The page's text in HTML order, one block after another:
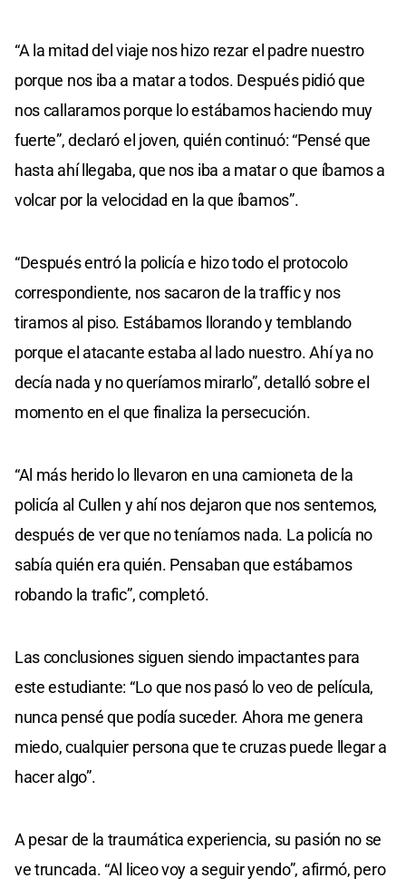
“A la mitad del viaje nos hizo rezar el padre nuestro
porque nos iba a matar a todos. Después pidió que
nos callaramos porque lo estábamos haciendo muy
fuerte”, declaró el joven, quién continuó: “Pensé que
hasta ahí llegaba, que nos iba a matar o que íbamos a
volcar por la velocidad en la que íbamos”.
“Después entró la policía e hizo todo el protocolo
correspondiente, nos sacaron de la traffic y nos
tiramos al piso. Estábamos llorando y temblando
porque el atacante estaba al lado nuestro. Ahí ya no
decía nada y no queríamos mirarlo”, detalló sobre el
momento en el que finaliza la persecución.
“Al más herido lo llevaron en una camioneta de la
policía al Cullen y ahí nos dejaron que nos sentemos,
después de ver que no teníamos nada. La policía no
sabía quién era quién. Pensaban que estábamos
robando la trafic”, completó.
Las conclusiones siguen siendo impactantes para
este estudiante: “Lo que nos pasó lo veo de película,
nunca pensé que podía suceder. Ahora me genera
miedo, cualquier persona que te cruzas puede llegar a
hacer algo”.
A pesar de la traumática experiencia, su pasión no se
ve truncada. “Al liceo voy a seguir yendo”, afirmó, pero